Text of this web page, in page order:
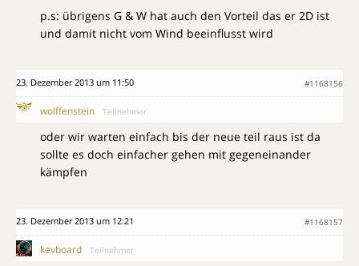
p.s: übrigens G & W hat auch den Vorteil das er 2D ist
und damit nicht vom Wind beeinflusst wird
23. Dezember 2013 um 11:50 #1168156
wolffenstein Teilnehmer
oder wir warten einfach bis der neue teil raus ist da
sollte es doch einfacher gehen mit gegeneinander
kämpfen
23. Dezember 2013 um 12:21 #1168157
kevboard Teilnehmer